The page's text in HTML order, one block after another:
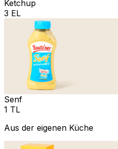
Ketchup
3 EL
Senf
1 TL
Aus der eigenen Küche